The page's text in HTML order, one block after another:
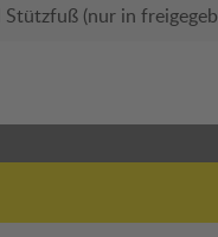
(nur in